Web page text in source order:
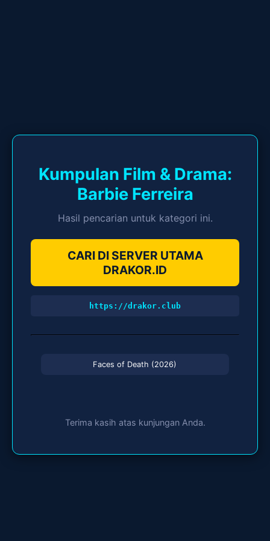
Kumpulan Film & Drama:
Barbie Ferreira
Hasil pencarian untuk kategori ini.
CARI DI SERVER UTAMA
DRAKOR.ID
https://drakor.club
Faces of Death (2026)
Terima kasih atas kunjungan Anda.